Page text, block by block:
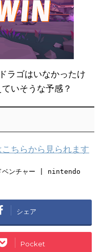
ゴはいなかったけ
いそうな予感？
ちらから見られます
ベンチャー | nintendo
シェア
Pocket